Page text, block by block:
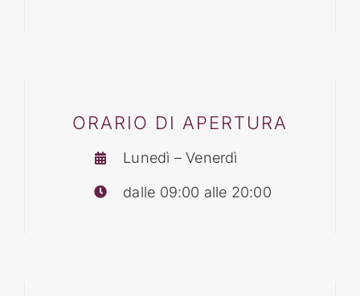
ORARIO DI APERTURA
Lunedì – Venerdì
dalle 09:00 alle 20:00